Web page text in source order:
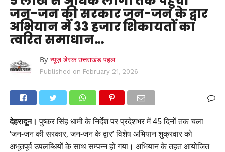
जन-जन की सरकार जन-जन के द्वार
अभियान में 33 हजार शिकायतों का
त्वरित समाधान…
By न्यूज़ डेस्क उत्तराखंड पहल
Published on February 21, 2026
देहरादून। पुष्कर सिंह धामी के निर्देश पर प्रदेशभर में 45 दिनों तक चला
‘जन-जन की सरकार, जन-जन के द्वार’ विशेष अभियान शुक्रवार को
अभूतपूर्व उपलब्धियों के साथ सम्पन्न हो गया। अभियान के तहत आयोजित